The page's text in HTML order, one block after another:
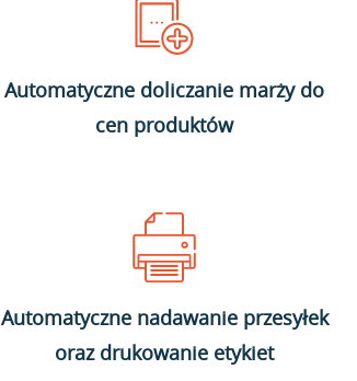
Automatyczne doliczanie marży do
cen produktów
Automatyczne nadawanie przesyłek
oraz drukowanie etykiet